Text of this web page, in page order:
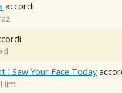
accordi
I Saw Your Face Today